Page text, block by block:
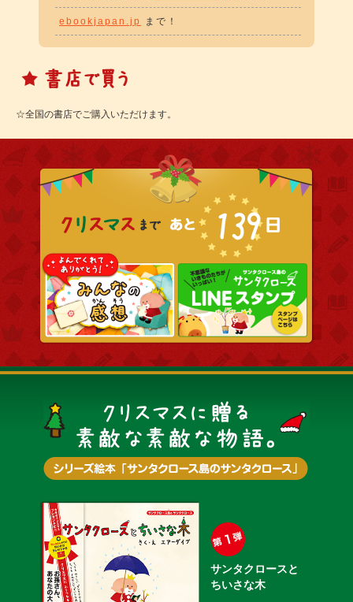
ebookjapan.jp まで！
☆全国の書店でご購入いただけます。
サンタクロースと
ちいさな木